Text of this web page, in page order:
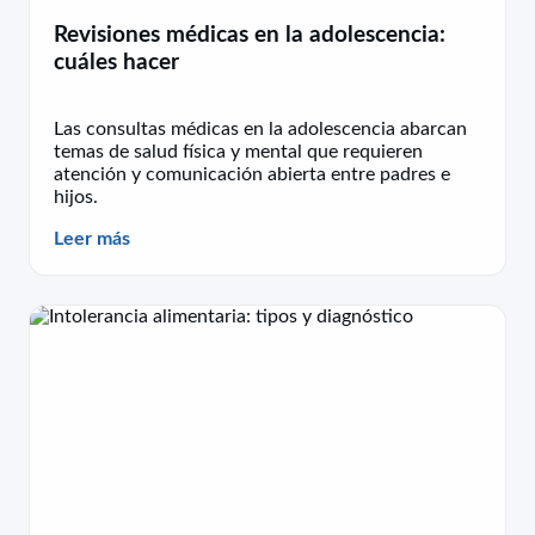
Revisiones médicas en la adolescencia:
cuáles hacer
Las consultas médicas en la adolescencia abarcan
temas de salud física y mental que requieren
atención y comunicación abierta entre padres e
hijos.
Leer más